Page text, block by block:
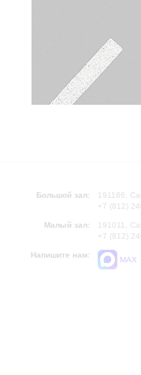
Большой зал:
191186,
+7 (812)
Малый зал:
191011,
+7 (812)
Напишите нам:
MAX